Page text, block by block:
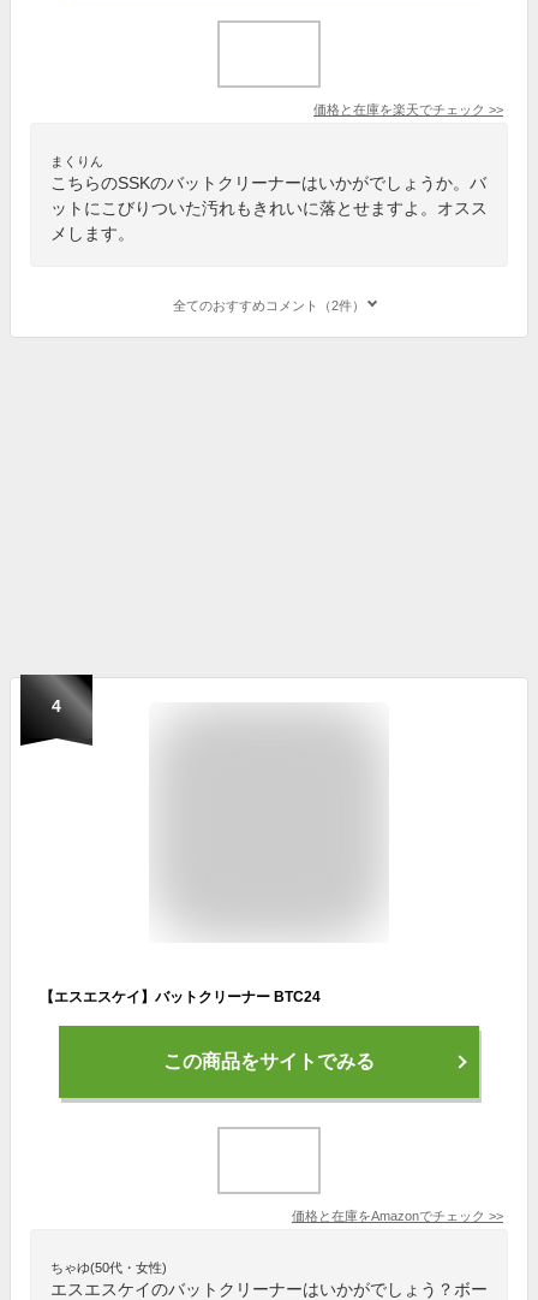
価格と在庫を楽天でチェック >>
まくりん
こちらのSSKのバットクリーナーはいかがでしょうか。バ
ットにこびりついた汚れもきれいに落とせますよ。オスス
メします。
全てのおすすめコメント（2件）
4
【エスエスケイ】バットクリーナー BTC24
この商品をサイトでみる
価格と在庫をAmazonでチェック >>
ちゃゆ(50代・女性)
エスエスケイのバットクリーナーはいかがでしょう？ボー